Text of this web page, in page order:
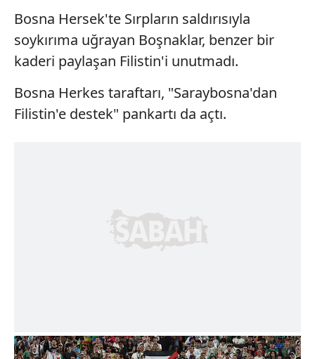
Bosna Hersek'te Sırpların saldırısıyla
soykırıma uğrayan Boşnaklar, benzer bir
kaderi paylaşan Filistin'i unutmadı.
Bosna Herkes taraftarı, "Saraybosna'dan
Filistin'e destek" pankartı da açtı.